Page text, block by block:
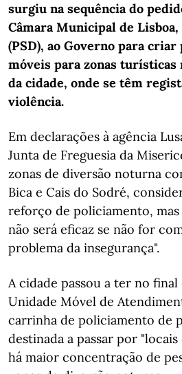
surgiu na sequência do
Câmara Municipal de
(PSD), ao Governo para
móveis para zonas
da cidade, onde se têm
violência.
Em declarações à agência
Junta de Freguesia da
zonas de diversão noturna
Bica e Cais do Sodré,
reforço de policiamento, mas
não será eficaz se não for
problema da insegurança".
A cidade passou a ter no
Unidade Móvel de
carrinha de policiamento de
destinada a passar por
há maior concentração de